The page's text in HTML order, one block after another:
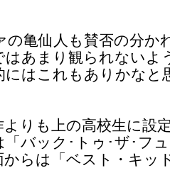
の亀仙人も賛否の分か
はあまり観られないよ
にはこれもありかなと
りも上の高校生に設
バック･トゥ･ザ･フ
からは「ベスト・キッ